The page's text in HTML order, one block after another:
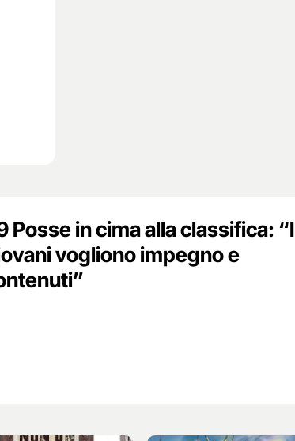
Posse in cima alla classifica: “I
vogliono impegno e